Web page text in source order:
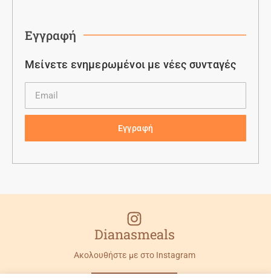
Εγγραφή
Μείνετε ενημερωμένοι με νέες συνταγές
Εγγραφή
Dianasmeals
Ακολουθήστε με στο Instagram